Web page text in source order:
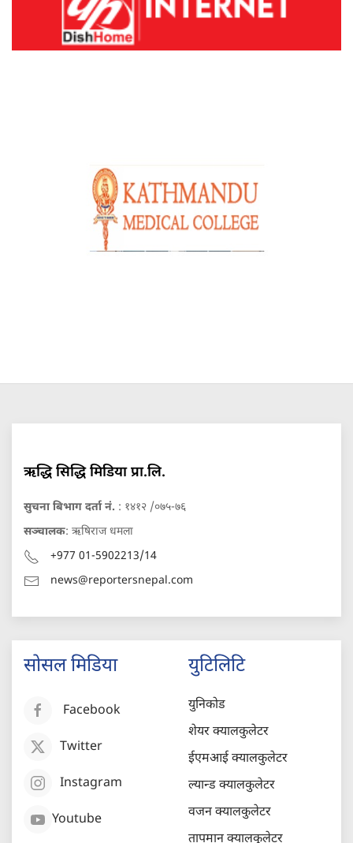
ऋद्धि सिद्धि मिडिया प्रा.लि.
सुचना बिभाग दर्ता नं. : १४१२ /०७५-७६
सञ्चालक: ऋषिराज धमला
+977 01-5902213/14
news@reportersnepal.com
सोसल मिडिया
Facebook
Twitter
Instagram
Youtube
युटिलिटि
युनिकोड
शेयर क्यालकुलेटर
ईएमआई क्यालकुलेटर
ल्यान्ड क्यालकुलेटर
वजन क्यालकुलेटर
तापमान क्यालकुलेटर